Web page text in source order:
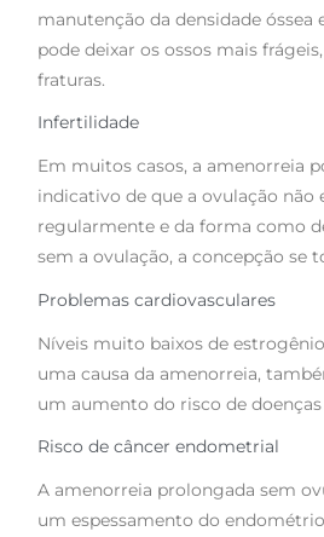
manutenção da densidade óssea
pode deixar os ossos mais
fraturas.
Infertilidade
Em muitos casos, a amenorreia
indicativo de que a ovulação não
regularmente e da forma como
sem a ovulação, a concepção se
Problemas cardiovasculares
Níveis muito baixos de
uma causa da amenorreia,
um aumento do risco de
Risco de câncer endometrial
A amenorreia prolongada sem
um espessamento do